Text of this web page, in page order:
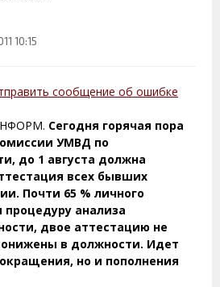
10:15
сообщение об ошибке
Сегодня горячая пора
УМВД по
до 1 августа должна
всех бывших
Почти 65 % личного
анализа
двое аттестацию не
в должности. Идет
но и пополнения